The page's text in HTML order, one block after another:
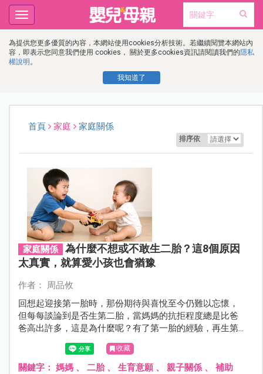
為提供您更多優質的內容，本網站使用cookies分析技術。若繼續閱覽本網站內
容，即表示您同意我們使用 cookies， 關於更多cookies資訊請閱讀我們的隱私
權說明 。
我知道了
Toggle
navigation
首頁 家庭 家庭關係
排序依
家庭關係
為什麼不想或不敢生二胎？這8個原因
太真實，就算愛小孩也會猶豫
作者： 周品攸
回想起迎接第一胎時，那份期待與喜悅至今仍難以忘懷，
但每每談論到是否生第二胎，當媽媽的抗拒程度總是比爸
爸高出許多，這是為什麼呢？有了第一胎的經驗，再生第
二個不是應該更得心應手嗎？其實你不知道媽媽們擔心的
收藏
關鍵字： 媽媽、 二胎、 生育意願、 親子關係、 補助